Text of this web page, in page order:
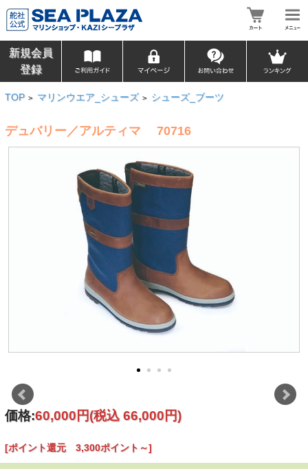
新規会員
登録
TOP > マリンウエア_シューズ > シューズ_ブーツ
デュバリー／アルティマ 70716
価格:60,000円(税込 66,000円)
[ポイント還元 3,300ポイント～]